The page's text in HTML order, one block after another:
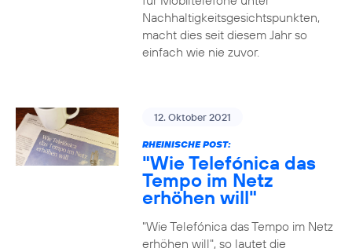
Nachhaltigkeitsgesichtspunkten,
macht dies seit diesem Jahr so
einfach wie nie zuvor.
12. Oktober 2021
RHEINISCHE POST:
"Wie Telefónica das
Tempo im Netz
erhöhen will"
"Wie Telefónica das Tempo im Netz
erhöhen will", so lautet die